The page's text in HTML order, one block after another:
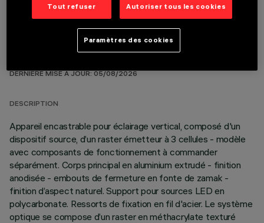
DONNÉES TECHNIQUES
DERNIÈRE MISE À JOUR: 05/08/2026
DESCRIPTION
Appareil encastrable pour éclairage vertical, composé d'un
dispositif source, d’un raster émetteur à 3 cellules - modèle
avec composants de fonctionnement à commander
séparément. Corps principal en aluminium extrudé - finition
anodisée - embouts de fermeture en fonte de zamak -
finition d’aspect naturel. Support pour sources LED en
polycarbonate. Ressorts de fixation en fil d'acier. Le système
optique se compose d’un raster en méthacrylate texturé
Tout refuser Autoriser tous les cookies
Paramètres des cookies